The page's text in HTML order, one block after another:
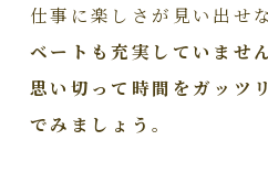
仕事に楽しさが見い出せ
ベートも充実していませ
思い切って時間をガッツ
でみましょう。